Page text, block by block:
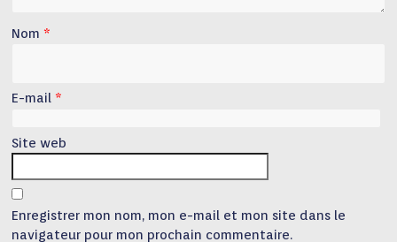
Nom *
E-mail *
Site web
Enregistrer mon nom, mon e-mail et mon site dans le
navigateur pour mon prochain commentaire.